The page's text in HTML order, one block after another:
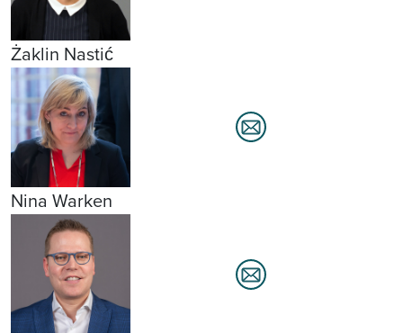
Żaklin Nastić
Nina Warken